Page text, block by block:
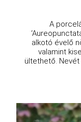
A
alkotó évelő
valamint
ültethető.